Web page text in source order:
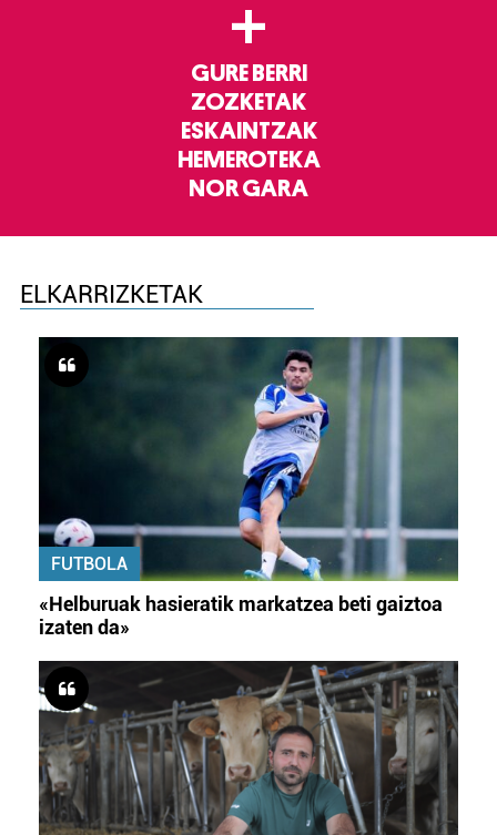
+
GURE BERRI
ZOZKETAK
ESKAINTZAK
HEMEROTEKA
NOR GARA
ELKARRIZKETAK
FUTBOLA
«Helburuak hasieratik markatzea beti gaiztoa
izaten da»